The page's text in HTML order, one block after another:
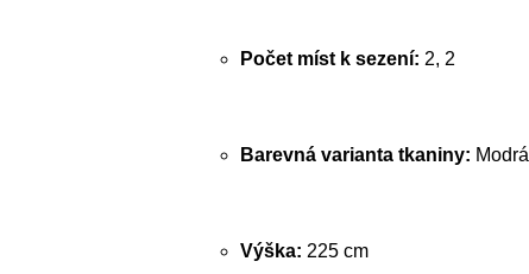
Počet míst k sezení: 2, 2
Barevná varianta tkaniny: Modrá
Výška: 225 cm